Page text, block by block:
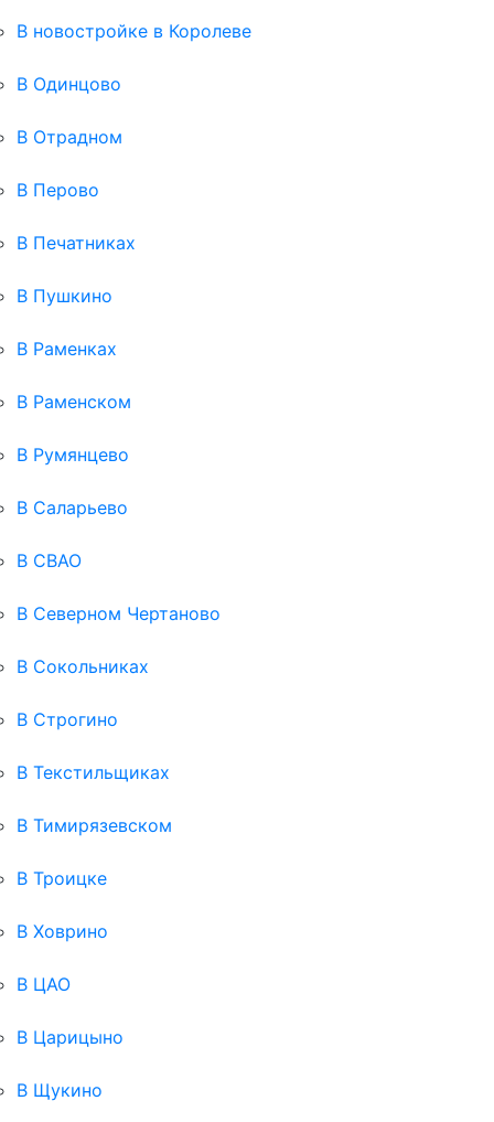
В новостройке в Королеве
В Одинцово
В Отрадном
В Перово
В Печатниках
В Пушкино
В Раменках
В Раменском
В Румянцево
В Саларьево
В СВАО
В Северном Чертаново
В Сокольниках
В Строгино
В Текстильщиках
В Тимирязевском
В Троицке
В Ховрино
В ЦАО
В Царицыно
В Щукино